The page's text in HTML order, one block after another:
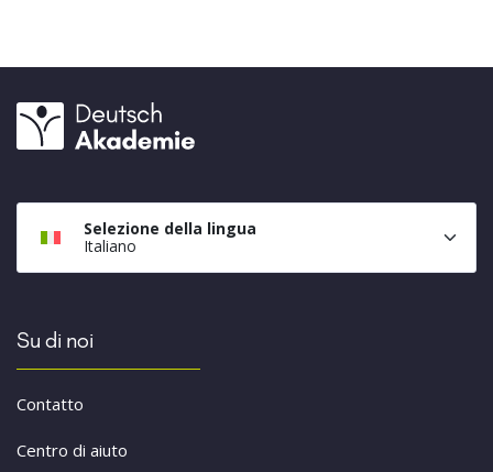
Selezione della lingua
Italiano
Su di noi
Contatto
Centro di aiuto